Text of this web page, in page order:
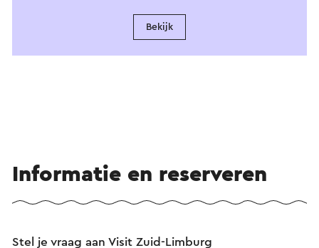
Bekijk
Informatie en reserveren
Stel je vraag aan Visit Zuid-Limburg